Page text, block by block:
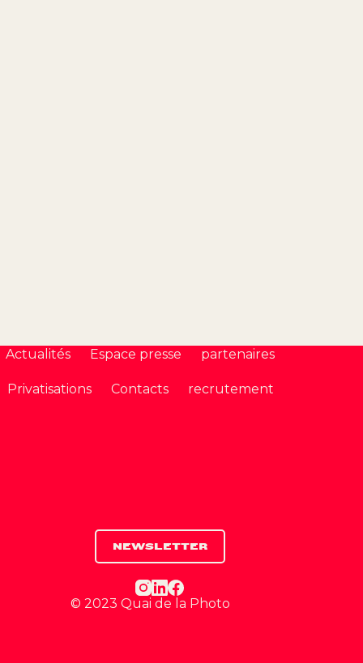
Actualités Espace presse partenaires
Privatisations Contacts recrutement
NEWSLETTER
© 2023 Quai de la Photo